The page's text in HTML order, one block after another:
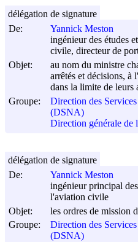
De:
Yannick Meston
ingénieur des études
civile, directeur de
Objet:
au nom du ministre
arrêtés et décisions, à
dans la limite de leurs
Groupe:
Direction des
(DSNA)
Direction générale
délégation de signature
De:
Yannick Meston
ingénieur principal
l'aviation civile
Objet:
les ordres de mission
Groupe:
Direction des
(DSNA)
délégation de signature